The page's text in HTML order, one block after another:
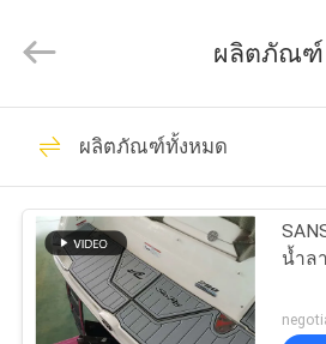
บ้าน
สินค้า
วิดีโอ
evadeckingsheet.com.
Rights
Reserved.
แผ่นพื้นเรือโ
ผลิตภัณฑ์
ผลิตภัณฑ์ทั้งหมด
น้ำล